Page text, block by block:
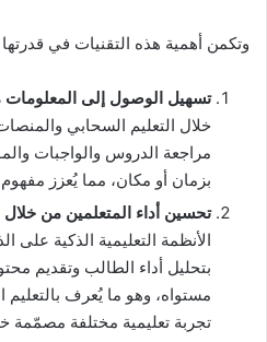
وتكمن أهمية هذه التقنيات في
تسهيل الوصول إلى
خلال التعليم السحابي
مراجعة الدروس والواجبات
بزمان أو مكان، مما يُعزز
تحسين أداء المتعلمين من خلال
الأنظمة التعليمية الذكية على
بتحليل أداء الطالب وتقديم
مستواه، وهو ما يُعرف
تجربة تعليمية مختلفة مصمّمة